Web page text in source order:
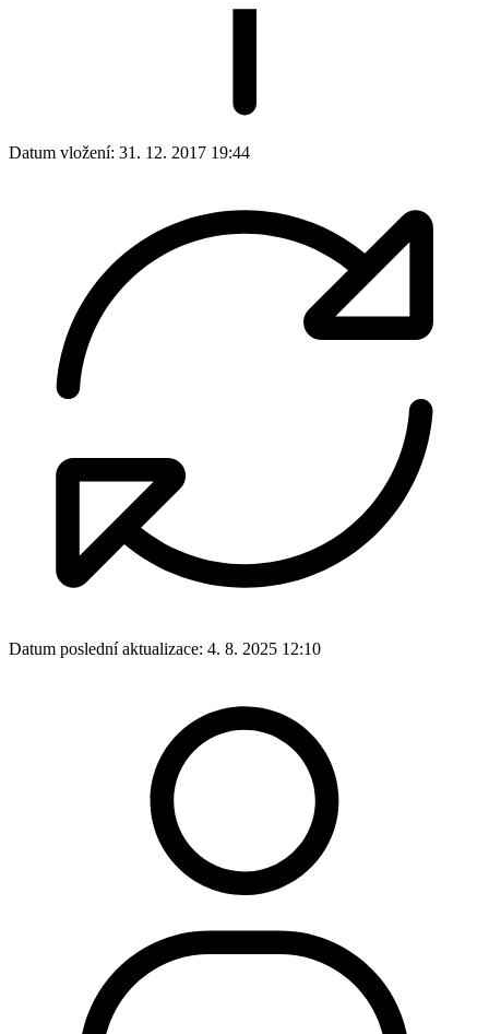
Datum vložení: 31. 12. 2017 19:44
Datum poslední aktualizace: 4. 8. 2025 12:10